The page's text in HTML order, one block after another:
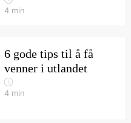
4 min
6 gode tips til å få
venner i utlandet
4 min